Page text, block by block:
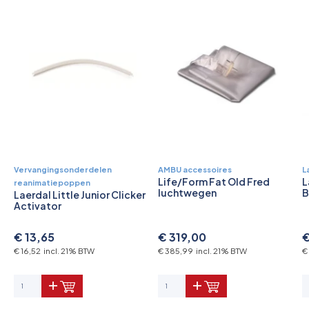
Vervangingsonderdelen
reanimatiepoppen
Laerdal Little Junior Clicker
Activator
€ 13,65
€ 16,52 incl. 21% BTW
AMBU accessoires
Life/Form Fat Old Fred
luchtwegen
€ 319,00
€ 385,99 incl. 21% BTW €